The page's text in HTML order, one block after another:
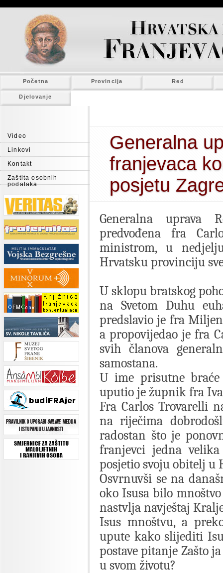
Početna Provincija Red
Djelovanje
Video
Linkovi
Kontakt
Zaštita osobnih
podataka
Generalna
franjevaca
posjetu
Generalna uprava
predvođena fra
ministrom, u
Hrvatsku provinciju
U sklopu bratskog
na Svetom Duhu
predslavio je fra
a propovijedao je fra
svih članova
samostana.
U ime prisutne
uputio je župnik fra
Fra Carlos Trovarelli
na riječima
radostan što je
franjevci jedna
posjetio svoju obitelj u
Osvrnuvši se na
oko Isusa bilo
nastvlja navještaj
Isus mnoštvu, a
upute kako slijediti
postave pitanje Zašto
u svom životu?